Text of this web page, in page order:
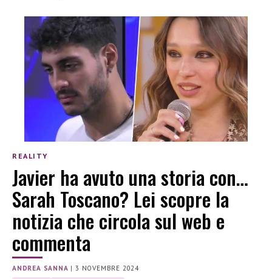
REALITY
Javier ha avuto una storia con…
Sarah Toscano? Lei scopre la
notizia che circola sul web e
commenta
ANDREA SANNA |3 NOVEMBRE 2024